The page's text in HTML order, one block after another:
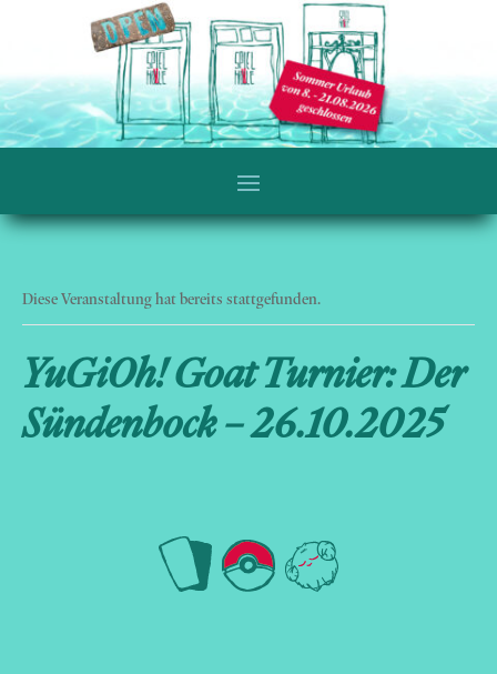
Diese Veranstaltung hat bereits stattgefunden.
YuGiOh! Goat Turnier: Der
Sündenbock – 26.10.2025